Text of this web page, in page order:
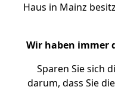
Haus in Mainz
Wir haben immer
Sparen Sie sich
darum, dass Sie